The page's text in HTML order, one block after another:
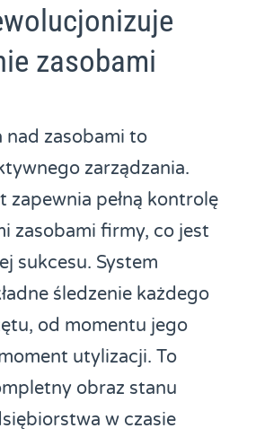
zasobami
nad zasobami to
zarządzania.
zapewnia pełną kontrolę
zasobami firmy, co jest
sukcesu. System
śledzenie każdego
od momentu jego
utylizacji. To
obraz stanu
w czasie